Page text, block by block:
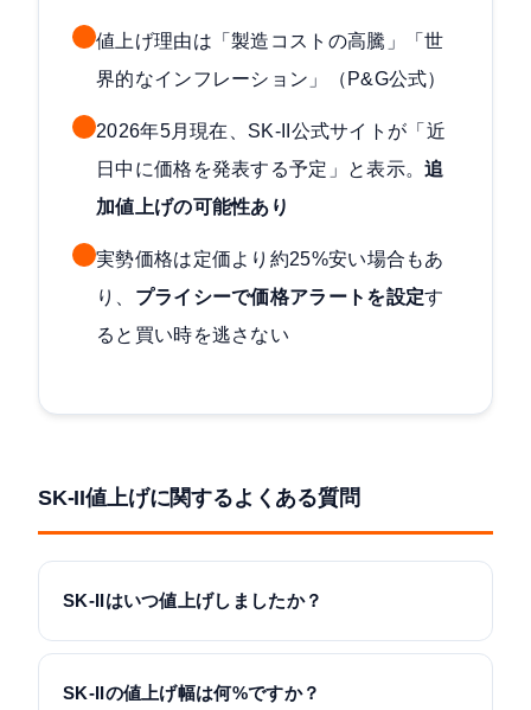
値上げ理由は「製造コストの高騰」「世
界的なインフレーション」（P&G公式）
2026年5月現在、SK-II公式サイトが「近
日中に価格を発表する予定」と表示。追
加値上げの可能性あり
実勢価格は定価より約25%安い場合もあ
り、 プライシーで価格アラートを設定す
ると買い時を逃さない
SK-II値上げに関するよくある質問
SK-IIはいつ値上げしましたか？
SK-IIの値上げ幅は何%ですか？